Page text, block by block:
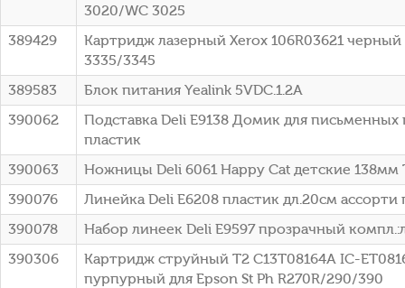
3020/WC 3025
389429
Картридж лазерный Xerox 106R03621 черный
3335/3345
389583
Блок питания Yealink 5VDC.1.2A
390062
Подставка Deli E9138 Домик для
пластик
390063
Ножницы Deli 6061 Happy Cat детские 138мм
390076
Линейка Deli E6208 пластик дл.20см ассорти
390078
Набор линеек Deli E9597 прозрачный
390306
Картридж струйный T2 C13T08164A IC-
пурпурный для Epson St Ph R270R/290/390